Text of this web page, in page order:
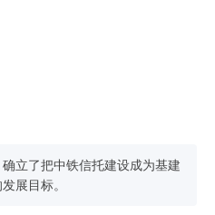
立了把中铁信托建设成为基建
展目标。